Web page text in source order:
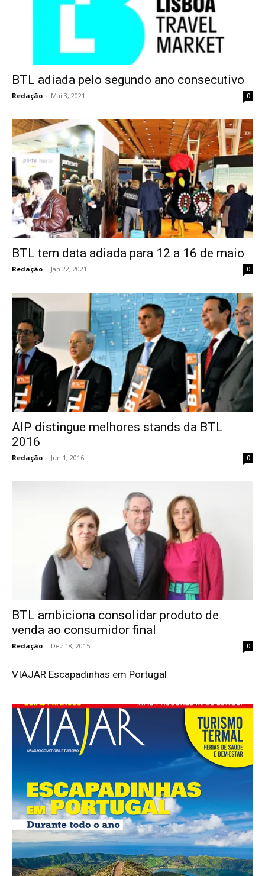
BTL adiada pelo segundo ano consecutivo
Redação - Mai 3, 2021 0
BTL tem data adiada para 12 a 16 de maio
Redação - Jan 22, 2021 0
AIP distingue melhores stands da BTL
2016
Redação - Jun 1, 2016 0
BTL ambiciona consolidar produto de
venda ao consumidor final
Redação - Dez 18, 2015 0
VIAJAR Escapadinhas em Portugal